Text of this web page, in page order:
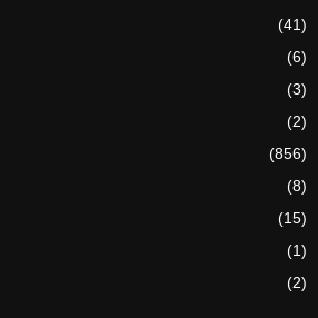
(41)
(6)
(3)
(2)
(856)
(8)
(15)
(1)
(2)